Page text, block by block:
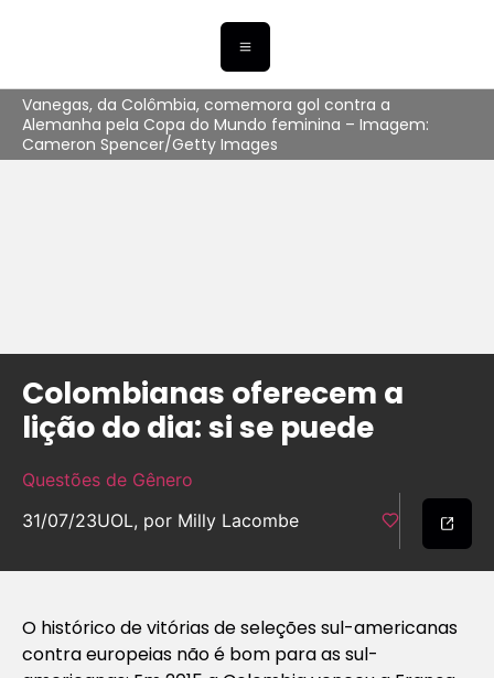
Vanegas, da Colômbia, comemora gol contra a
Alemanha pela Copa do Mundo feminina – Imagem:
Cameron Spencer/Getty Images
Colombianas oferecem a
lição do dia: si se puede
Questões de Gênero
31/07/23UOL, por Milly Lacombe
O histórico de vitórias de seleções sul-americanas
contra europeias não é bom para as sul-